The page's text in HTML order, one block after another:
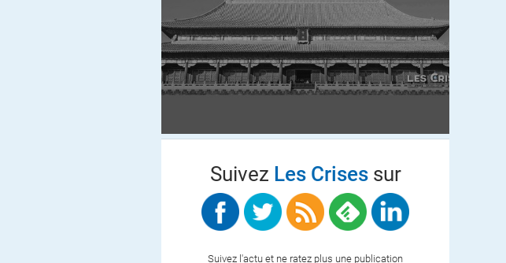
Suivez Les Crisessur
Suivez l'actu et ne ratez plus une publication